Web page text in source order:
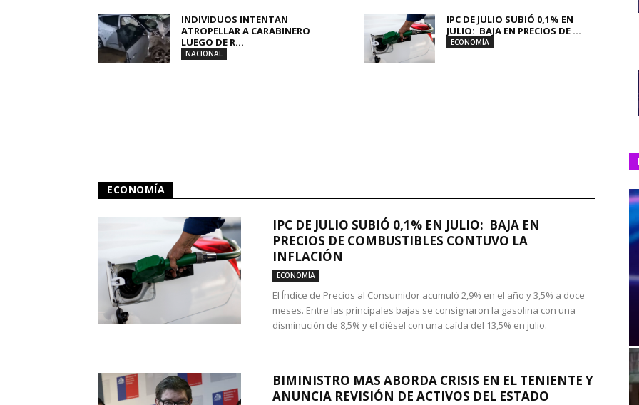
INDIVIDUOS INTENTAN
ATROPELLAR A CARABINERO
LUEGO DE R...
NACIONAL
IPC DE JULIO SUBIÓ 0,1% EN
JULIO: BAJA EN PRECIOS DE ...
ECONOMÍA
ECONOMÍA
IPC DE JULIO SUBIÓ 0,1% EN JULIO: BAJA EN
PRECIOS DE COMBUSTIBLES CONTUVO LA
INFLACIÓN
ECONOMÍA
El Índice de Precios al Consumidor acumuló 2,9% en el año y 3,5% a doce
meses. Entre las principales bajas se consignaron la gasolina con una
disminución de 8,5% y el diésel con una caída del 13,5% en julio.
BIMINISTRO MAS ABORDA CRISIS EN EL TENIENTE Y
ANUNCIA REVISIÓN DE ACTIVOS DEL ESTADO